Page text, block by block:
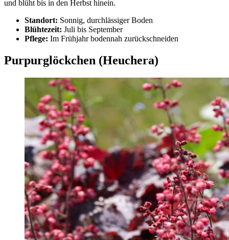
und blüht bis in den Herbst hinein.
Standort: Sonnig, durchlässiger Boden
Blühtezeit: Juli bis September
Pflege: Im Frühjahr bodennah zurückschneiden
Purpurglöckchen (Heuchera)